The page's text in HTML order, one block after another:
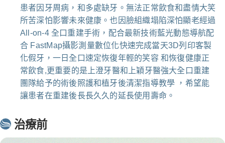
患者因牙周病，和多處缺牙。無法正常飲食和盡情大笑
所苦深怕影響未來健康。也因臉組織塌陷深怕顯老經過
All-on-4 全口重建手術，配合最新技術藍光動態導航配
合 FastMap攝影測量數位化快速完成當天3D列印客製
化假牙，一日全口速定恢復年輕的笑容 和恢復健康正
常飲食,更重要的是上澄牙醫和上穎牙醫強大全口重建
團隊給予的術後照護和植牙後清潔指導教學 ，希望能
讓患者在重建後長長久久的延長使用壽命。
治療前